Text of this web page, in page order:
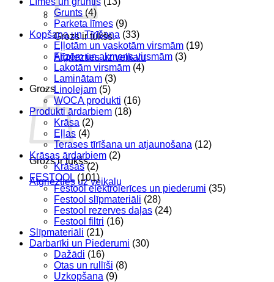
Grozs ir tukšs.
Atgriezties uz veikalu
Grozs
Grozs ir tukšs.
Atgriezties uz veikalu
Grunts (4)
Parketa līmes (9)
Kopšana un Tīrīšana (33)
Eļļotām un vaskotām virsmām (19)
Flīzēm un akmens virsmām (3)
Lakotām virsmām (4)
Laminātam (3)
Linolejam (5)
WOCA produkti (16)
Produkti ārdarbiem (18)
Krāsa (2)
Eļļas (4)
Terases tīrīšana un atjaunošana (12)
Krāsas ārdarbiem (2)
Krāsas (2)
FESTOOL (101)
Festool elektroierīces un piederumi (35)
Festool slīpmateriāli (28)
Festool rezerves daļas (24)
Festool filtri (16)
Slīpmateriāli (21)
Darbarīki un Piederumi (30)
Dažādi (16)
Otas un rullīši (8)
Uzkopšana (9)